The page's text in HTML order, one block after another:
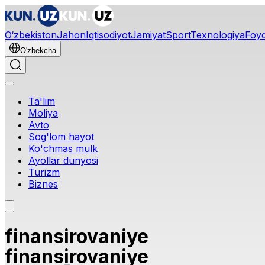
O‘zbekistonJahonIqtisodiyotJamiyatSportTexnologiya
O'zbekcha
Ta'lim
Moliya
Avto
Sog'lom hayot
Ko'chmas mulk
Ayollar dunyosi
Turizm
Biznes
finansirovaniye
finansirovaniye